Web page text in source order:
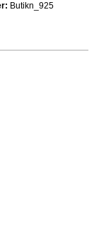
Butikn_925